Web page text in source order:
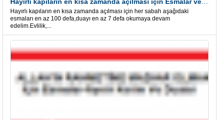
Hayırlı kapıların en kısa zamanda açılması için her sabah aşağıdaki
esmaları en az 100 defa,duayı en az 7 defa okumaya devam
edelim.Evlilik,...